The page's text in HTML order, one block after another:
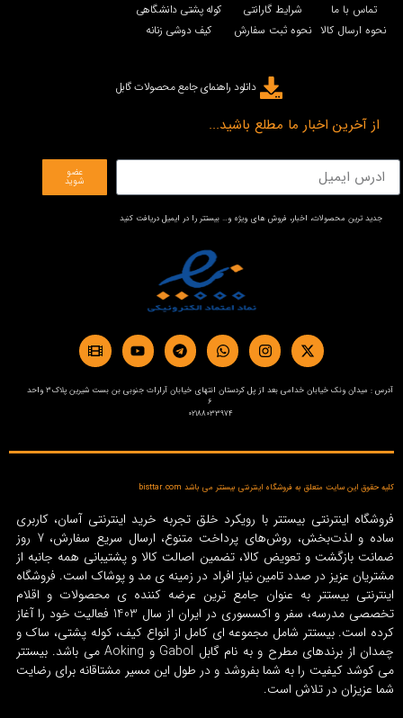
تماس با ما
نحوه ارسال کالا
شرایط گارانتی
نحوه ثبت سفارش
کوله پشتی دانشگاهی
کیف دوشی زنانه
دانلود راهنمای جامع محصولات گابل
از آخرین اخبار ما مطلع باشید...
عضو
شوید
جدید ترین محصولات، اخبار، فروش های ویژه و… بیستتر را در ایمیل دریافت کنید
آدرس : میدان ونک خیابان خدامی بعد از پل کردستان انتهای خیابان آرارات جنوبی بن بست شیرین پلاک3 واحد
6
02188033974
کلیه حقوق این سایت متعلق به فروشگاه اینترنتی بیستتر می باشد bisttar.com
فروشگاه اینترنتی بیستتر با رویکرد خلق تجربه خرید اینترنتی آسان، کاربری
ساده و لذت‌بخش، روش‌های پرداخت متنوع، ارسال سریع سفارش، 7 روز
ضمانت بازگشت و تعویض کالا، تضمین اصالت کالا و پشتیبانی همه جانبه از
مشتریان عزیز در صدد تامین نیاز افراد در زمینه‌ ی مد و پوشاک است. فروشگاه
اینترنتی بیستتر به عنوان جامع ترین عرضه کننده ی محصولات و اقلام
تخصصی مدرسه، سفر و اکسسوری در ایران از سال 1403 فعالیت خود را آغاز
کرده است. بیستتر شامل مجموعه ای کامل از انواع کیف، کوله پشتی، ساک و
چمدان از برندهای مطرح و به نام گابل Gabol و Aoking می باشد. بیستتر
می کوشد کیفیت را به شما بفروشد و در طول این مسیر مشتاقانه برای رضایت
شما عزیزان در تلاش است.